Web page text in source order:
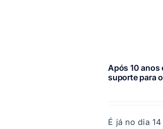
Após 10 anos
suporte para
É já no dia